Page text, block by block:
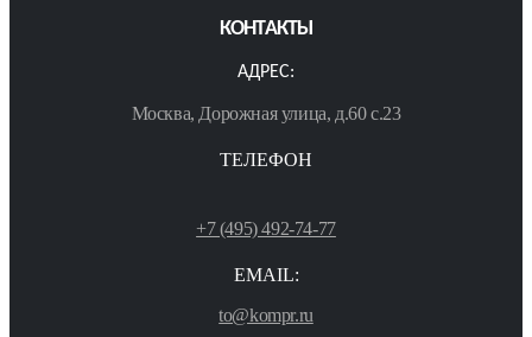
КОНТАКТЫ
АДРЕС:
Москва, Дорожная улица, д.60 с.23
ТЕЛЕФОН
+7 (495) 492-74-77
EMAIL:
to@kompr.ru